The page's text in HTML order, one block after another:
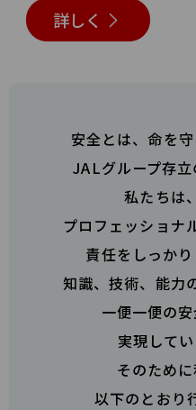
詳しく
安全とは、命を守
JALグループ存立
私たちは
プロフェッショナ
責任をしっかり
知識、技術、能力
一便一便の
実現してい
そのため
以下のとおり